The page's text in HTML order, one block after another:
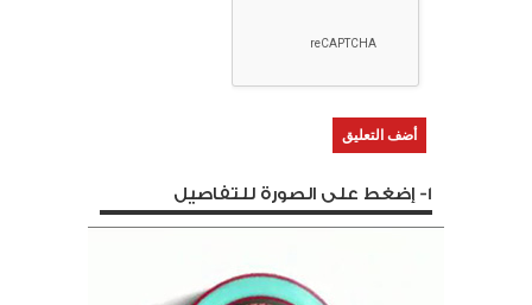
1- إضغط على الصورة للتفاصيل